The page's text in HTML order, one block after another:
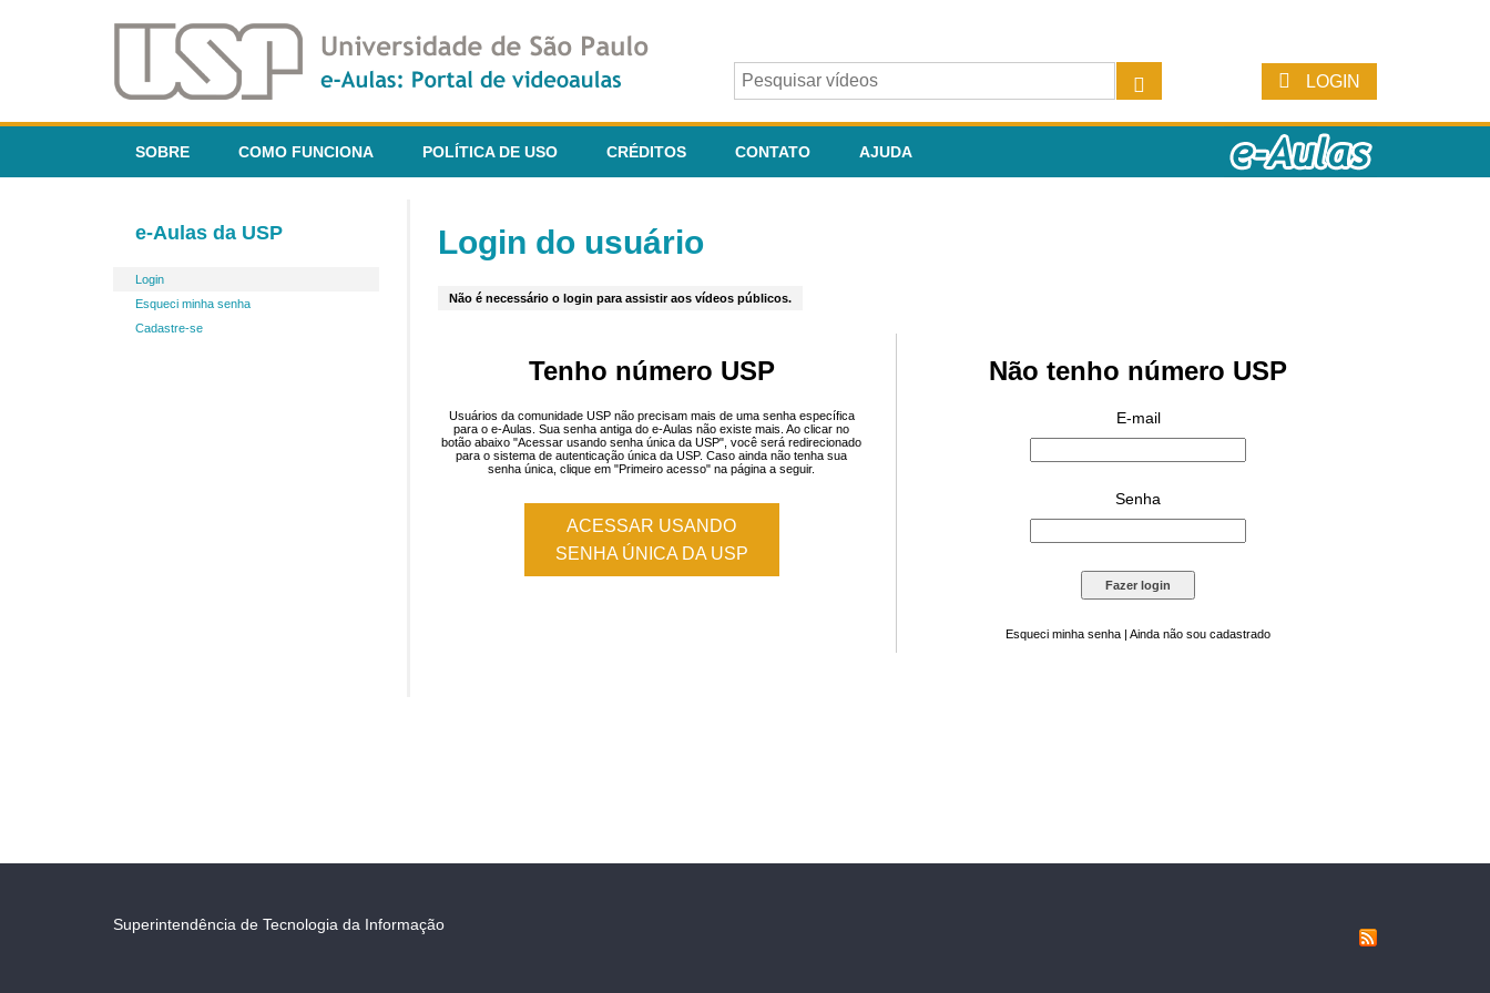
LOGIN
SOBRE COMO FUNCIONA POLÍTICA DE USO CRÉDITOS CONTATO AJUDA
e-Aulas da USP
Login
Esqueci minha senha
Cadastre-se
Login do usuário
Não é necessário o login para assistir aos vídeos públicos.
Tenho número USP
Usuários da comunidade USP não precisam mais de uma senha específica
para o e-Aulas. Sua senha antiga do e-Aulas não existe mais. Ao clicar no
botão abaixo "Acessar usando senha única da USP", você será redirecionado
para o sistema de autenticação única da USP. Caso ainda não tenha sua
senha única, clique em "Primeiro acesso" na página a seguir.
ACESSAR USANDO
SENHA ÚNICA DA USP
Não tenho número USP
E-mail
Senha
Esqueci minha senha | Ainda não sou cadastrado
Superintendência de Tecnologia da Informação